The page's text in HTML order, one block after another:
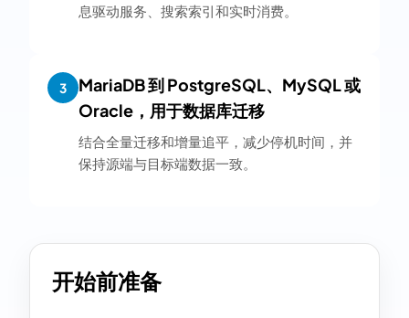
息驱动服务、搜索索引和实时消费。
3
MariaDB 到 PostgreSQL、MySQL 或
Oracle，用于数据库迁移
结合全量迁移和增量追平，减少停机时间，并
保持源端与目标端数据一致。
开始前准备